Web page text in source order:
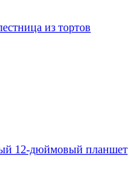
из тортов
12-дюймовый планшет